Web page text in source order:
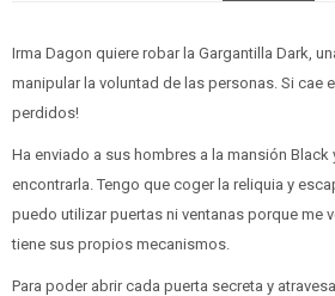
Irma Dagon quiere robar la Gargantilla Dark,
manipular la voluntad de las personas. Si cae
perdidos!
Ha enviado a sus hombres a la mansión Black
encontrarla. Tengo que coger la reliquia y
puedo utilizar puertas ni ventanas porque me
tiene sus propios mecanismos.
Para poder abrir cada puerta secreta y